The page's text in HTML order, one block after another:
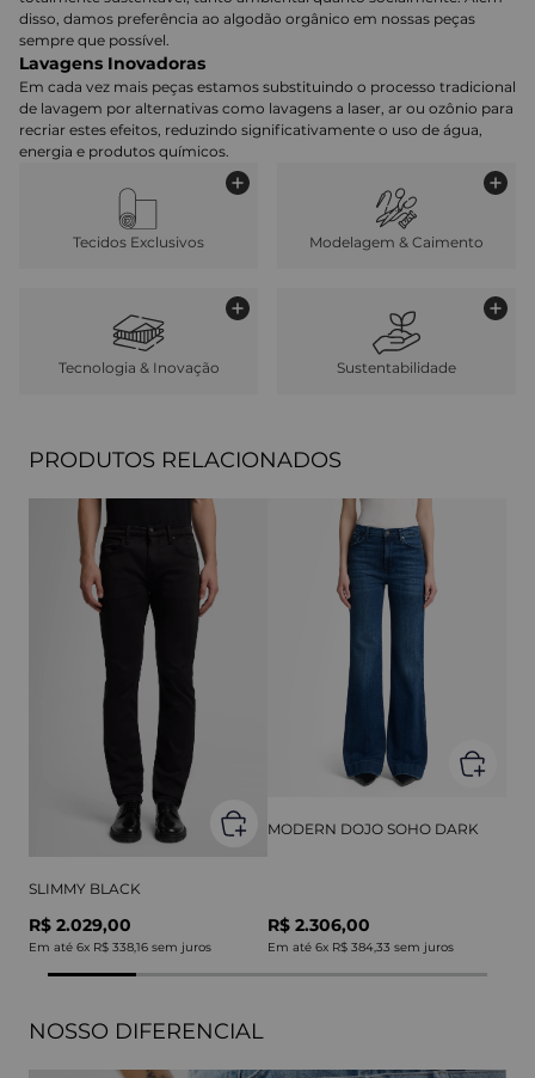
disso, damos preferência ao algodão orgânico em nossas peças
sempre que possível.
Lavagens Inovadoras
Em cada vez mais peças estamos substituindo o processo tradicional
de lavagem por alternativas como lavagens a laser, ar ou ozônio para
recriar estes efeitos, reduzindo significativamente o uso de água,
energia e produtos químicos.
Tecidos Exclusivos Modelagem & Caimento
Tecnologia & Inovação Sustentabilidade
PRODUTOS RELACIONADOS
SLIMMY BLACK
R$ 2.029,00
Em até 6x R$ 338,16 sem juros
MODERN DOJO SOHO DARK
R$ 2.306,00
Em até 6x R$ 384,33 sem juros
NOSSO DIFERENCIAL